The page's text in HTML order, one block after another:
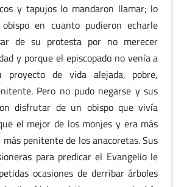
y tapujos lo mandaron llamar; lo
obispo en cuanto pudieron echarle
de su protesta por no merecer
y porque el episcopado no venía a
proyecto de vida alejada, pobre,
Pero no pudo negarse y sus
disfrutar de un obispo que vivía
el mejor de los monjes y era más
penitente de los anacoretas. Sus
para predicar el Evangelio le
ocasiones de derribar árboles